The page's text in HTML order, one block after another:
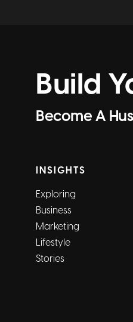
Build
Become A
INSIGHTS
Exploring
Business
Marketing
Lifestyle
Stories